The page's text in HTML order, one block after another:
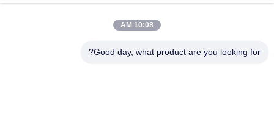
سبائك الصلب
10:08 AM
Good day, what product are you looking for?